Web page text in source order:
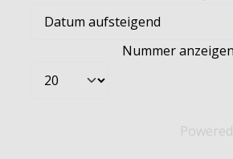
Nummer anzeigen